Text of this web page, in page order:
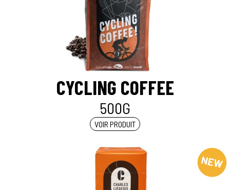
CYCLING COFFEE
500G
VOIR PRODUIT